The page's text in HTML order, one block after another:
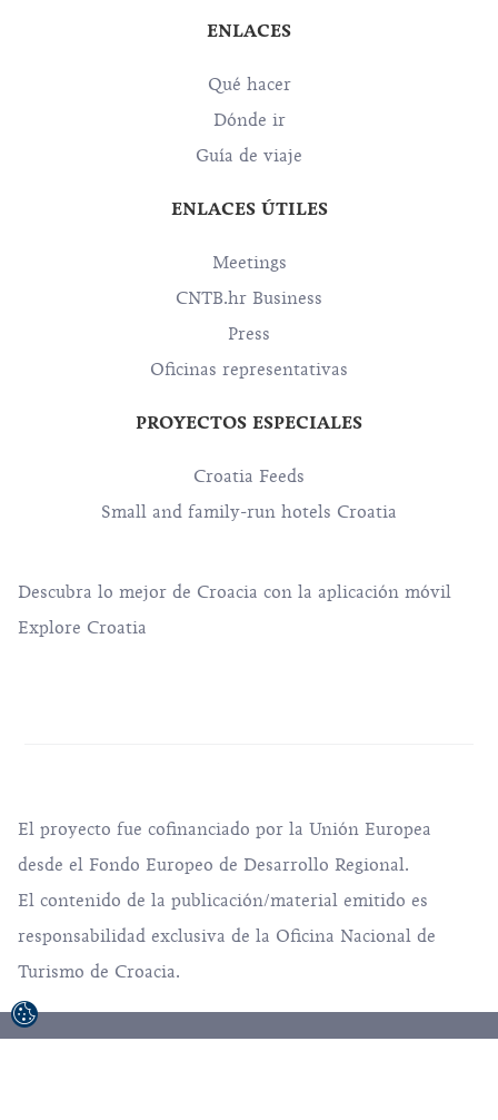
ENLACES
Qué hacer
Dónde ir
Guía de viaje
ENLACES ÚTILES
Meetings
CNTB.hr Business
Press
Oficinas representativas
PROYECTOS ESPECIALES
Croatia Feeds
Small and family-run hotels Croatia
Descubra lo mejor de Croacia con la aplicación móvil
Explore Croatia
El proyecto fue cofinanciado por la Unión Europea
desde el Fondo Europeo de Desarrollo Regional.
El contenido de la publicación/material emitido es
responsabilidad exclusiva de la Oficina Nacional de
Turismo de Croacia.